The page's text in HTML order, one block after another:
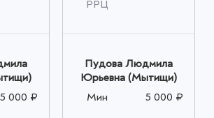
5 000 ₽
РРЦ
Пудова Людмила
Юрьевна (Мытищи)
Мин
5 000 ₽